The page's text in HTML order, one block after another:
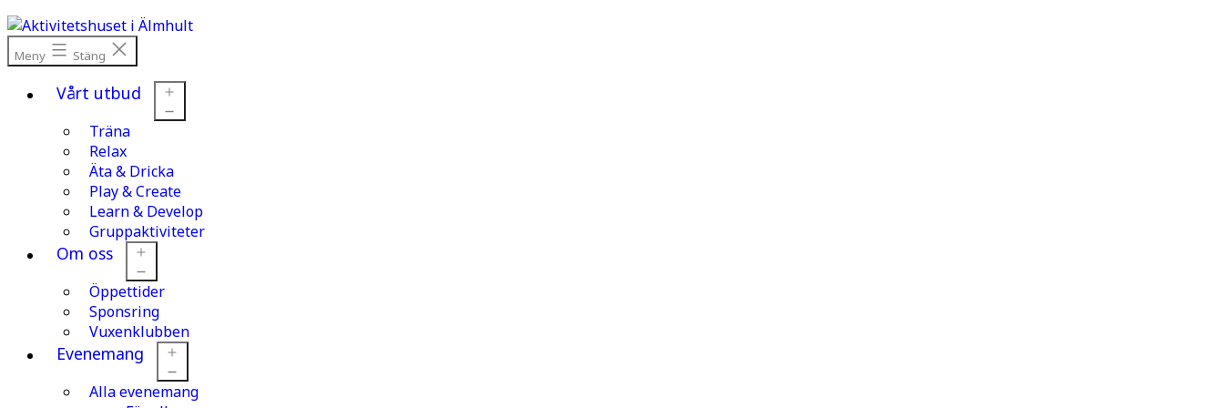
Hoppa
till
innehåll
Meny Stäng
Vårt utbud
Träna
Relax
Äta & Dricka
Play & Create
Learn & Develop
Gruppaktiviteter
Om oss
Öppna
meny
Öppettider
Sponsring
Vuxenklubben
Evenemang
Öppna
Alla evenemang